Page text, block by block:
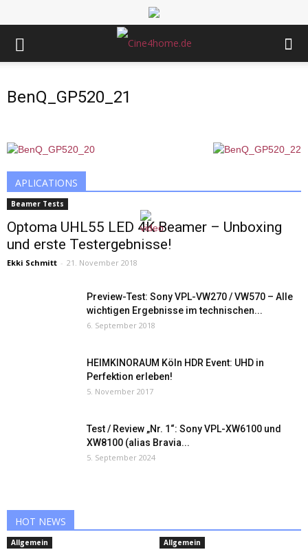
BenQ_GP520_21
APLICATIONS
Beamer Tests
Optoma UHL55 LED 4K Beamer – Unboxing
und erste Testergebnisse!
Ekki Schmitt - 21. November 2018
Preview-Test: Sony VPL-VW270 / VW570 – Alle
wichtigen Ergebnisse im technischen...
6. September 2018
HEIMKINORAUM Köln HDR Event: UHD in
Perfektion erleben!
5. November 2017
Test / Review „Nr. 1“: Sony VPL-XW6100 und
XW8100 (alias Bravia...
5. September 2024
HOT NEWS
Allgemein Allgemein